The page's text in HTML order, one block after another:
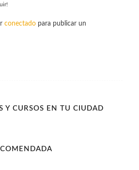
conectadopara publicar un
Y CURSOS EN TU CIUDAD